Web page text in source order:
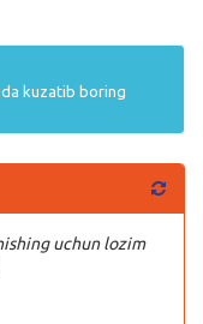
kuzatib boring
uchun lozim